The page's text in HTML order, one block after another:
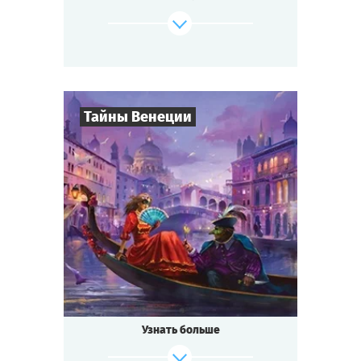
Будь готов к приключениям, если ты...
где-то на Диком Западе!
Cыграть Смотреть сценарий
Тайны Венеции
Игроков 8-
Время игры 2-3 ч.
Тематика Интриги
Тип квеста Квестория
Кто не слышал о знаменитом
Венецианском бале?
Ночь расцвечена фейерверками, играют
Узнать больше